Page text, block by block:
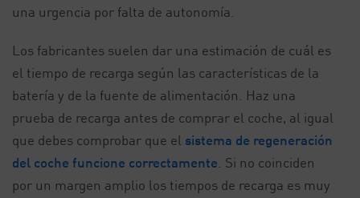
una urgencia por falta de autonomía.
Los fabricantes suelen dar una estimación de cuál es
el tiempo de recarga según las características de la
batería y de la fuente de alimentación. Haz una
prueba de recarga antes de comprar el coche, al igual
que debes comprobar que el sistema de regeneración
del coche funcione correctamente . Si no coinciden
por un margen amplio los tiempos de recarga es muy